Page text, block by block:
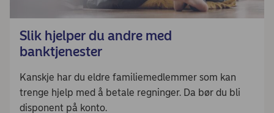
Slik hjelper du andre med
banktjenester
Kanskje har du eldre familiemedlemmer som kan
trenge hjelp med å betale regninger. Da bør du bli
disponent på konto.